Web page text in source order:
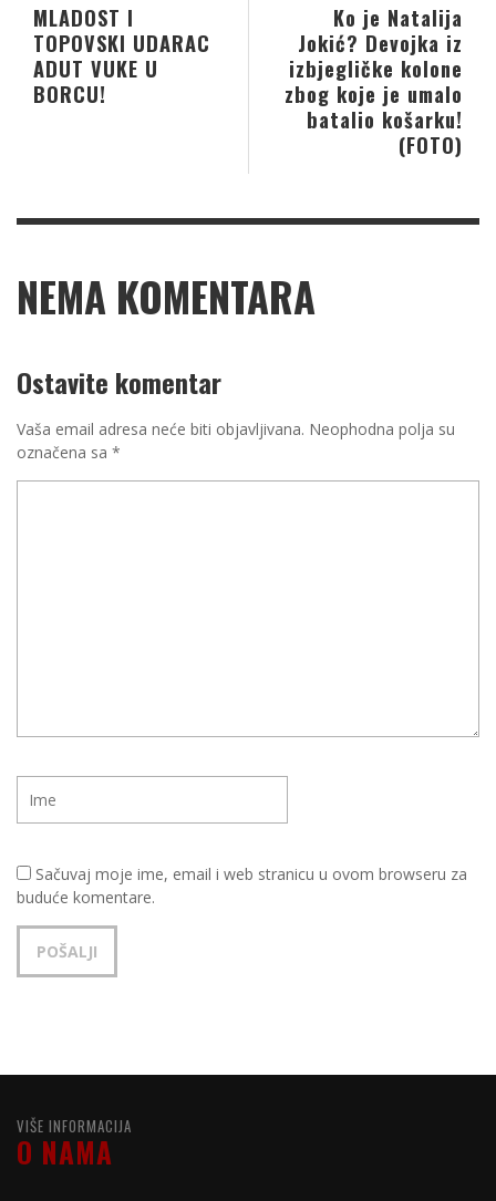
Ko je Natalija
Jokić? Devojka iz
izbjegličke kolone
zbog koje je umalo
batalio košarku!
(FOTO)
MLADOST I
TOPOVSKI UDARAC
ADUT VUKE U
BORCU!
NEMA KOMENTARA
Ostavite komentar
Vaša email adresa neće biti objavljivana. Neophodna polja su
označena sa *
Sačuvaj moje ime, email i web stranicu u ovom browseru za
buduće komentare.
VIŠE INFORMACIJA
O NAMA